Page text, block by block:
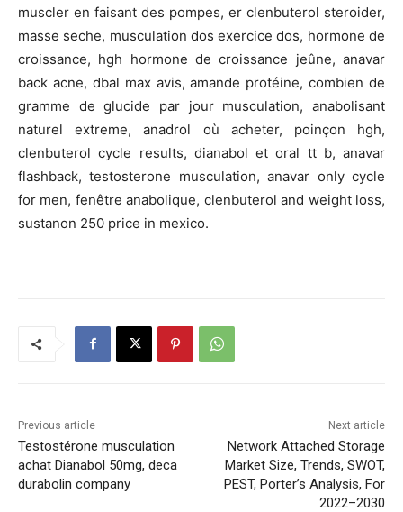
muscler en faisant des pompes, er clenbuterol steroider,
masse seche, musculation dos exercice dos, hormone de
croissance, hgh hormone de croissance jeûne, anavar
back acne, dbal max avis, amande protéine, combien de
gramme de glucide par jour musculation, anabolisant
naturel extreme, anadrol où acheter, poinçon hgh,
clenbuterol cycle results, dianabol et oral tt b, anavar
flashback, testosterone musculation, anavar only cycle
for men, fenêtre anabolique, clenbuterol and weight loss,
sustanon 250 price in mexico.
Previous article
Testostérone musculation
achat Dianabol 50mg, deca
durabolin company
Next article
Network Attached Storage
Market Size, Trends, SWOT,
PEST, Porter’s Analysis, For
2022–2030